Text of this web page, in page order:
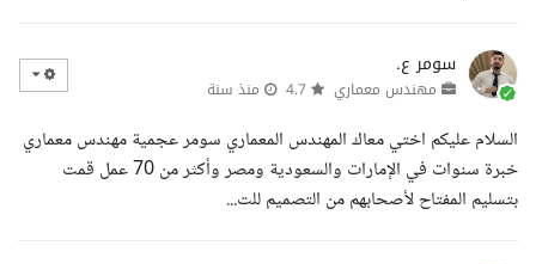
سومر ع.
مهندس معماري منذ سنة
السلام عليكم اختي معاك المهندس المعماري سومر عجمية مهندس معماري
خبرة سنوات في الإمارات والسعودية ومصر وأكثر من 70 عمل قمت
بتسليم المفتاح لأصحابهم من التصميم للت...